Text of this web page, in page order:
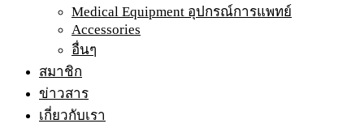
Medical Equipment อุปกรณ์การแพทย์
Accessories
อื่นๆ
สมาชิก
ข่าวสาร
เกี่ยวกับเรา